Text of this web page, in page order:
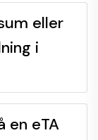
eller
i
en eTA